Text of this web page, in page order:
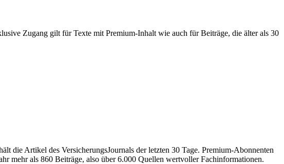
Zugang gilt für Texte mit Premium-Inhalt wie auch für Beiträge, die älter als 30
die Artikel des VersicherungsJournals der letzten 30 Tage. Premium-Abonnenten
mehr als 860 Beiträge, also über 6.000 Quellen wertvoller Fachinformationen.